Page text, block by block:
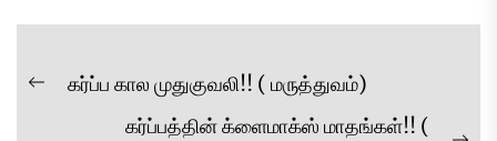
Post
navigation
Previous
கர்ப்ப கால முதுகுவலி!! ( மருத்துவம்)
கர்ப்பத்தின் க்ளைமாக்ஸ் மாதங்கள்!! (